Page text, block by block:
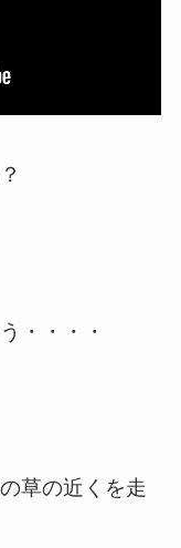
・・・・
草の近くを走